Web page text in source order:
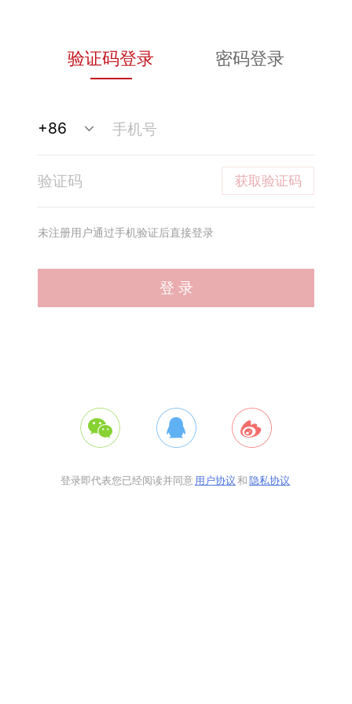
验证码登录 密码登录
获取验证码
未注册用户通过手机验证后直接登录
登 录
登录即代表您已经阅读并同意用户协议和隐私协议